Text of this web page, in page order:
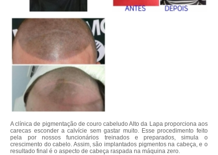
A clínica de pigmentação de couro cabeludo Alto da Lapa proporciona aos
carecas esconder a calvície sem gastar muito. Esse procedimento feito
pela por nossos funcionários treinados e preparados, simula o
crescimento do cabelo. Assim, são implantados pigmentos na cabeça, e o
resultado final é o aspecto de cabeça raspada na máquina zero.